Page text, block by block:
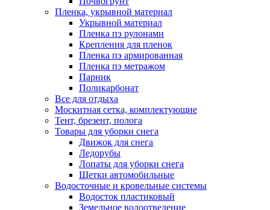
Пленка, укрывной материал
Укрывной материал
Пленка пэ рулонами
Крепления для пленок
Пленка пэ армированная
Пленка пэ метражом
Парник
Поликарбонат
Все для отдыха
Москитная сетка, комплектующие
Тент, брезент, полога
Товары для уборки снега
Движок для снега
Ледорубы
Лопаты для уборки снега
Щетки автомобильные
Водосточные и кровельные системы
Водосток пластиковый
Земельное водоотведение